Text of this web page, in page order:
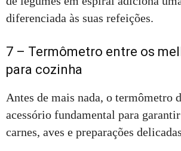
diferenciada às suas refeições.
7 – Termômetro entre os
para cozinha
Antes de mais nada, o termômetro
acessório fundamental para
carnes, aves e preparações